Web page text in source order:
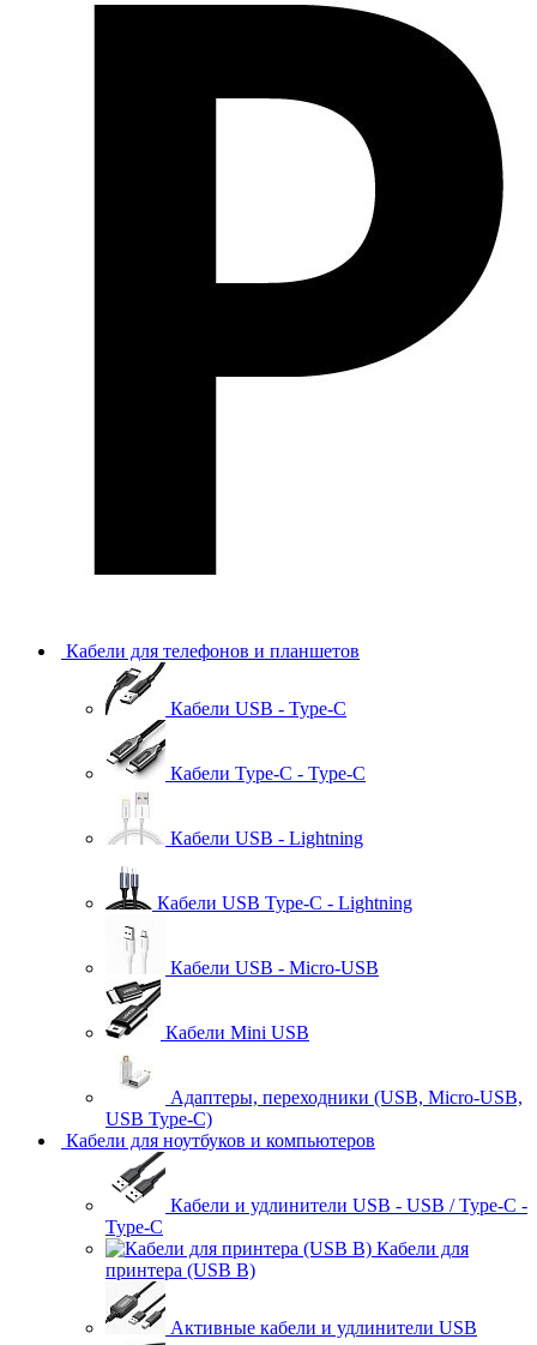
Кабели для телефонов и планшетов
Кабели USB - Type-C
Кабели Type-C - Type-C
Кабели USB - Lightning
Кабели USB Type-C - Lightning
Кабели USB - Micro-USB
Кабели Mini USB
Адаптеры, переходники (USB, Micro-USB,
USB Type-C)
Кабели для ноутбуков и компьютеров
Кабели и удлинители USB - USB / Type-C -
Type-C
Кабели для
принтера (USB B)
Активные кабели и удлинители USB